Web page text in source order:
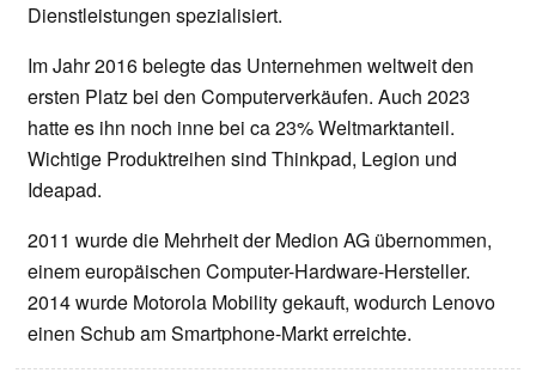
Dienstleistungen spezialisiert.
Im Jahr 2016 belegte das Unternehmen weltweit den
ersten Platz bei den Computerverkäufen. Auch 2023
hatte es ihn noch inne bei ca 23% Weltmarktanteil.
Wichtige Produktreihen sind Thinkpad, Legion und
Ideapad.
2011 wurde die Mehrheit der Medion AG übernommen,
einem europäischen Computer-Hardware-Hersteller.
2014 wurde Motorola Mobility gekauft, wodurch Lenovo
einen Schub am Smartphone-Markt erreichte.